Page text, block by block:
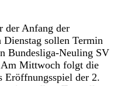
der Anfang der
sollen Termin
Bundesliga-Neuling SV
Am Mittwoch folgt die
Eröffnungsspiel der 2.